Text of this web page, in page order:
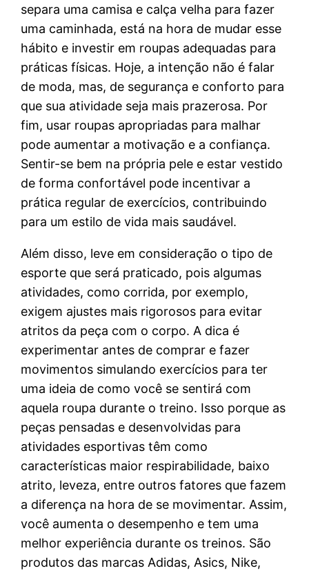
separa uma camisa e calça velha para fazer
uma caminhada, está na hora de mudar esse
hábito e investir em roupas adequadas para
práticas físicas. Hoje, a intenção não é falar
de moda, mas, de segurança e conforto para
que sua atividade seja mais prazerosa. Por
fim, usar roupas apropriadas para malhar
pode aumentar a motivação e a confiança.
Sentir-se bem na própria pele e estar vestido
de forma confortável pode incentivar a
prática regular de exercícios, contribuindo
para um estilo de vida mais saudável.
Além disso, leve em consideração o tipo de
esporte que será praticado, pois algumas
atividades, como corrida, por exemplo,
exigem ajustes mais rigorosos para evitar
atritos da peça com o corpo. A dica é
experimentar antes de comprar e fazer
movimentos simulando exercícios para ter
uma ideia de como você se sentirá com
aquela roupa durante o treino. Isso porque as
peças pensadas e desenvolvidas para
atividades esportivas têm como
características maior respirabilidade, baixo
atrito, leveza, entre outros fatores que fazem
a diferença na hora de se movimentar. Assim,
você aumenta o desempenho e tem uma
melhor experiência durante os treinos. São
produtos das marcas Adidas, Asics, Nike,